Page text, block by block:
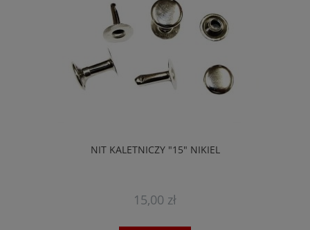
NIT KALETNICZY "15" NIKIEL
15,00 zł